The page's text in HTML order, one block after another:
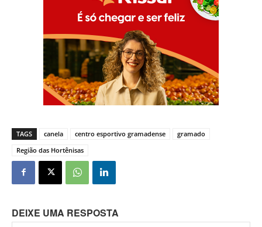
TAGS canela centro esportivo gramadense
gramado
Região das Hortênisas
DEIXE UMA RESPOSTA